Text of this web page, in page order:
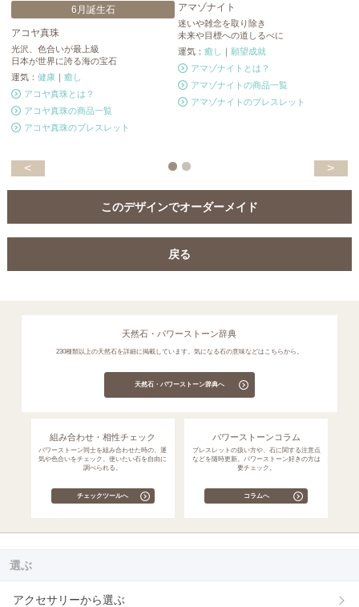
6月誕生石
アコヤ真珠
光沢、色合いが最上級
日本が世界に誇る海の宝石
運気： 健康 ｜ 癒し
アコヤ真珠とは？
アコヤ真珠の商品一覧
アコヤ真珠のブレスレット
アマゾナイト
迷いや雑念を取り除き
未来や目標への道しるべに
運気：癒し ｜ 願望成就
アマゾナイトとは？
アマゾナイトの商品一覧
アマゾナイトのブレスレット
< >
このデザインでオーダーメイド
戻る
天然石・パワーストーン辞典
230種類以上の天然石を詳細に掲載しています。気になる石の意味などはこちらから。
天然石・パワーストーン辞典へ
組み合わせ・相性チェック
パワーストーン同士を組み合わせた時の、運
気や色合いをチェック。使いたい石を自由に
調べられる。
チェックツールへ
パワーストーンコラム
ブレスレットの扱い方や、石に関する注意点
などを随時更新。パワーストーン好きの方は
要チェック。
コラムへ
選ぶ
アクセサリーから選ぶ